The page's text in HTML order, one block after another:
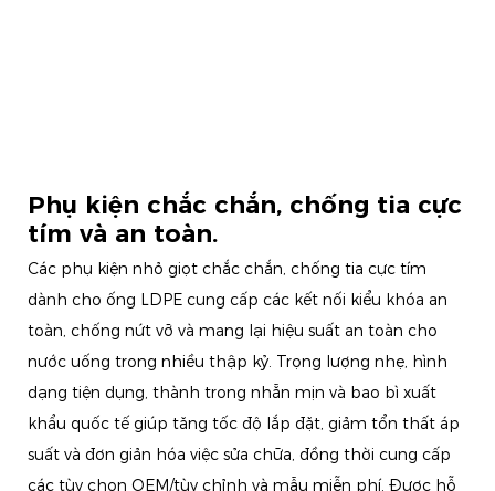
Phụ kiện chắc chắn, chống tia cực
tím và an toàn.
Các phụ kiện nhỏ giọt chắc chắn, chống tia cực tím
dành cho ống LDPE cung cấp các kết nối kiểu khóa an
toàn, chống nứt vỡ và mang lại hiệu suất an toàn cho
nước uống trong nhiều thập kỷ. Trọng lượng nhẹ, hình
dạng tiện dụng, thành trong nhẵn mịn và bao bì xuất
khẩu quốc tế giúp tăng tốc độ lắp đặt, giảm tổn thất áp
suất và đơn giản hóa việc sửa chữa, đồng thời cung cấp
các tùy chọn OEM/tùy chỉnh và mẫu miễn phí. Được hỗ